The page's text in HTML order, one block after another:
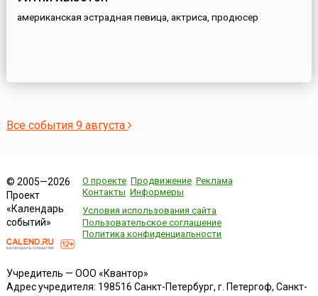
американская эстрадная певица, актриса, продюсер
Все события 9 августа
© 2005—2026
Проект
«Календарь
событий»
О проекте Продвижение Реклама
Контакты Информеры
Условия использования сайта
Пользовательское соглашение
Политика конфиденциальности
Учредитель — ООО «Квантор»
Адрес учредителя: 198516 Санкт-Петербург, г. Петергоф, Санкт-